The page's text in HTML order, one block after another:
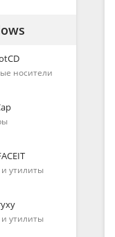
носители
утилиты
утилиты